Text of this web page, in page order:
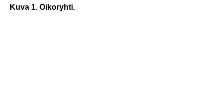
Kuva 1. Oikoryhti.